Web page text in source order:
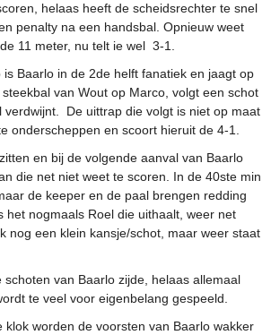
helaas heeft de scheidsrechter te snel
penalty na een handsbal. Opnieuw weet
11 meter, nu telt ie wel 3-1.
Baarlo in de 2de helft fanatiek en jaagt op
van Wout op Marco, volgt een schot
verdwijnt. De uittrap die volgt is niet op maat
onderscheppen en scoort hieruit de 4-1.
en bij de volgende aanval van Baarlo
die net niet weet te scoren. In de 40ste min
de keeper en de paal brengen redding
het nogmaals Roel die uithaalt, weer net
nog een klein kansje/schot, maar weer staat
schoten van Baarlo zijde, helaas allemaal
te veel voor eigenbelang gespeeld.
klok worden de voorsten van Baarlo wakker